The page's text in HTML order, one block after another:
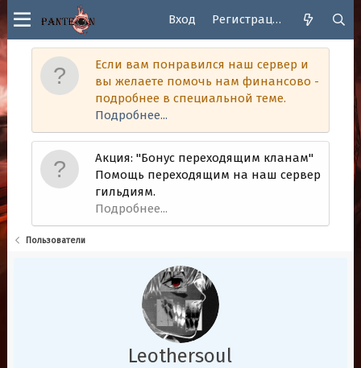
Вход Регистрация
Если вам понравился наш сервер и
вы желаете помочь нам финансово -
подробнее в специальной теме.
Подробнее...
Акция: "Бонус переходящим кланам"
Помощь переходящим на наш сервер
гильдиям.
Подробнее...
Пользователи
Leothersoul